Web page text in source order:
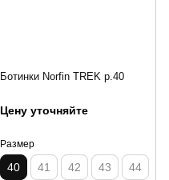
Ботинки Norfin TREK р.40
Цену уточняйте
Размер
40 41 42 43 44